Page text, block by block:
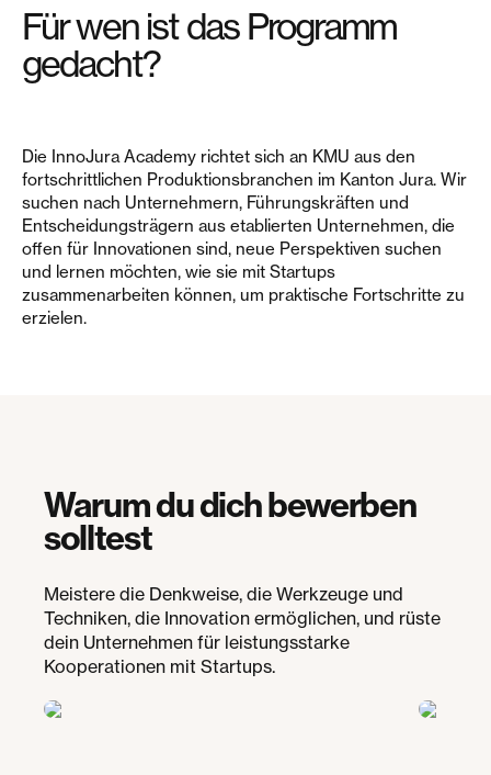
Für wen ist das Programm
gedacht?
Die InnoJura Academy richtet sich an KMU aus den
fortschrittlichen Produktionsbranchen im Kanton Jura. Wir
suchen nach Unternehmern, Führungskräften und
Entscheidungsträgern aus etablierten Unternehmen, die
offen für Innovationen sind, neue Perspektiven suchen
und lernen möchten, wie sie mit Startups
zusammenarbeiten können, um praktische Fortschritte zu
erzielen.
Warum du dich bewerben
solltest
Meistere die Denkweise, die Werkzeuge und
Techniken, die Innovation ermöglichen, und rüste
dein Unternehmen für leistungsstarke
Kooperationen mit Startups.